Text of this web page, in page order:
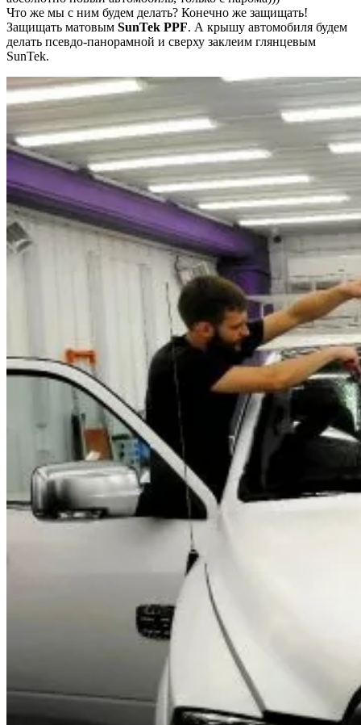
Что же мы с ним будем делать? Конечно же защищать!
Защищать матовым SunTek PPF. А крышу автомобиля будем
делать псевдо-панорамной и сверху заклеим глянцевым
SunTek.